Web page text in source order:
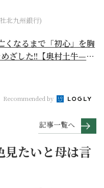
北九州銀行)
くなるまで「初心」を胸
ざした!!【奥村土牛—名
Recommended by
記事一覧へ
見たいと母は言